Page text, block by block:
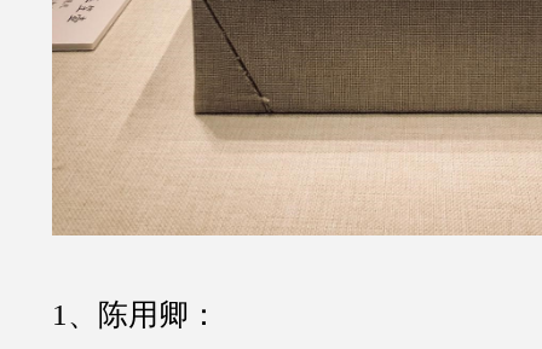
1、陈用卿：